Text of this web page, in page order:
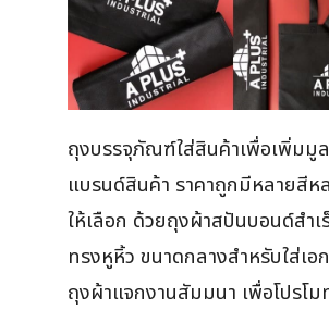
ถุงบรรจุภัณฑ์ใส่สินค้าเพื่อเพิ่มมู
แบรนด์สินค้า ราคาถูกมีหลายสีห
ให้เลือก ด้วยถุงผ้าสปันบอนด์สำเ
ทรงหูหิ้ว ขนาดกลางสำหรับใส่เอ
ถุงผ้าแจกงานสัมมนา เพื่อโปรโม